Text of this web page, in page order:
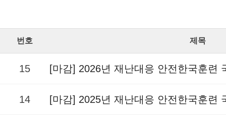
번호 제목
15 [마감] 2026년 재난대응 안전한국훈련
14 [마감] 2025년 재난대응 안전한국훈련